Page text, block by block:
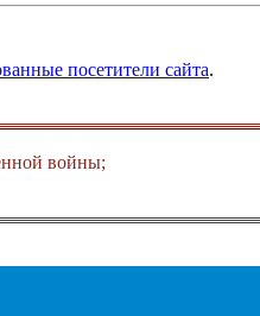
посетители сайта.
войны;